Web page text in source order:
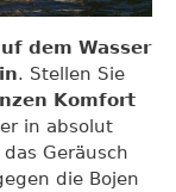
dem Wasser
. Stellen Sie
Komfort
in absolut
Geräusch
die Bojen